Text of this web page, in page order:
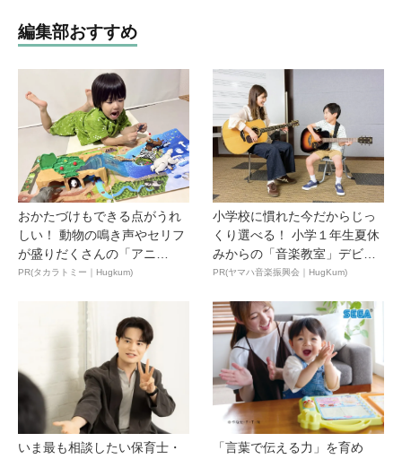
編集部おすすめ
おかたづけもできる点がうれ
しい！ 動物の鳴き声やセリフ
が盛りだくさんの「アニ
ア ...
PR(タカラトミー｜Hugkum)
小学校に慣れた今だからじっ
くり選べる！ 小学１年生夏休
みからの「音楽教室」デビ
ュ...
PR(ヤマハ音楽振興会｜HugKum)
いま最も相談したい保育士・ 「言葉で伝える力」を育め